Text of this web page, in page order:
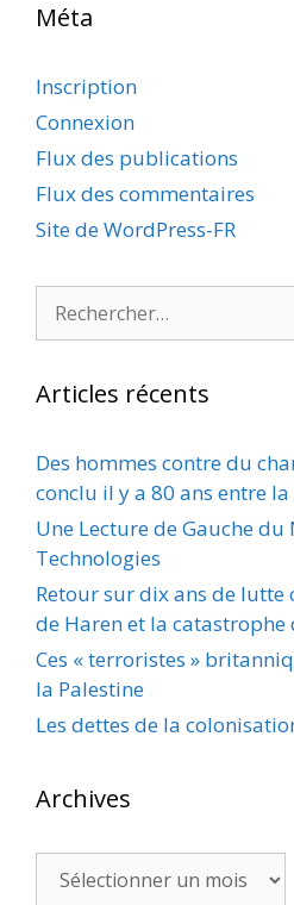
Méta
Inscription
Connexion
Flux des publications
Flux des commentaires
Site de WordPress-FR
Rechercher :
Articles récents
Des hommes contre du
conclu il y a 80 ans entre
Une Lecture de Gauche
Technologies
Retour sur dix ans de
de Haren et la catastrophe
Ces « terroristes »
la Palestine
Les dettes de la
Archives
Archives